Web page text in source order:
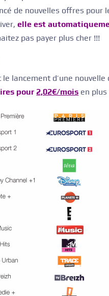
de nouvelles offres
elle est
pas payer plus cher !!!
lancement d’une
pour 2,02€/mois en